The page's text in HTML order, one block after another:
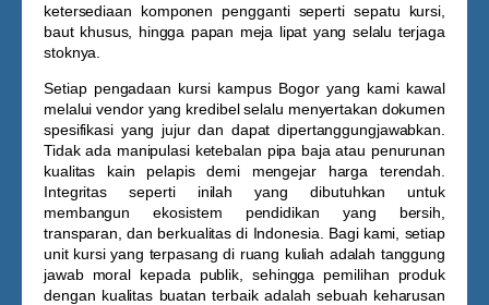
ketersediaan komponen pengganti seperti sepatu kursi,
baut khusus, hingga papan meja lipat yang selalu terjaga
stoknya.
Setiap pengadaan kursi kampus Bogoryang kami kawal
melalui vendor yang kredibel selalu menyertakan dokumen
spesifikasi yang jujur dan dapat dipertanggungjawabkan.
Tidak ada manipulasi ketebalan pipa baja atau penurunan
kualitas kain pelapis demi mengejar harga terendah.
Integritas seperti inilah yang dibutuhkan untuk
membangun ekosistem pendidikan yang bersih,
transparan, dan berkualitas di Indonesia. Bagi kami, setiap
unit kursi yang terpasang di ruang kuliah adalah tanggung
jawab moral kepada publik, sehingga pemilihan produk
dengan kualitas buatan terbaik adalah sebuah keharusan